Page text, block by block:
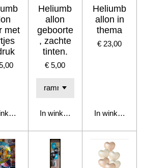
met
Heliumb
allon
geboorte
, zachte
tinten.
€ 5,00
In winkelwagen
Heliumb
allon in
thema
€ 23,00
In